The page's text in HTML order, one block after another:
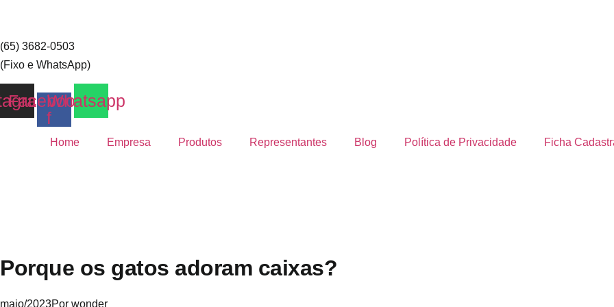
(65) 3682-0503
(Fixo e WhatsApp)
Facebook-
f
Whatsapp
Home Empresa Produtos Representantes Blog Política de Privacidade Ficha
Porque os gatos adoram caixas?
maio/2023Por wonder